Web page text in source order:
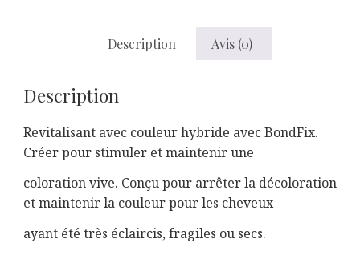
Description Avis (0)
Description
Revitalisant avec couleur hybride avec BondFix.
Créer pour stimuler et maintenir une
coloration vive. Conçu pour arrêter la décoloration
et maintenir la couleur pour les cheveux
ayant été très éclaircis, fragiles ou secs.